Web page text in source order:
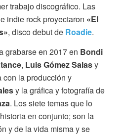
trabajo discográfico. Las
indie rock proyectaron «El
, disco debut de Roadie.
grabarse en 2017 en Bondi
, Luis Gómez Salasy
con la producción y
y la gráfica y fotografía de
. Los siete temas que lo
en conjunto; son la
y de la vida misma y se